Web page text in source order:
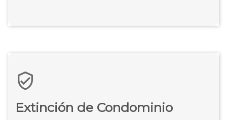
Extinción de Condominio